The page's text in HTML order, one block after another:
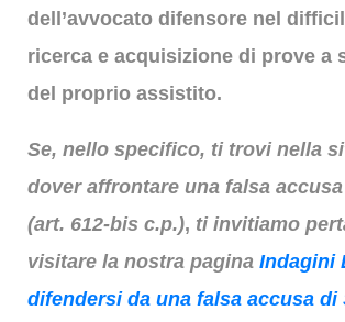
dell’avvocato difensore nel
ricerca e acquisizione di prove a
del proprio assistito.
Se, nello specifico, ti trovi nella
dover affrontare una falsa
(art. 612-bis c.p.), ti invitiamo
visitare la nostra pagina Indagini
difendersi da una falsa accusa di